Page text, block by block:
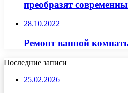
преобразят
28.10.2022
Ремонт ванной
Последние записи
25.02.2026